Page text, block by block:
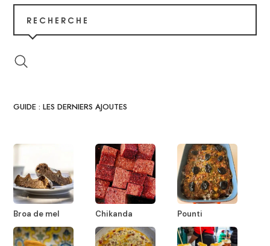
RECHERCHE
GUIDE : LES DERNIERS AJOUTES
Broa de mel Chikanda Pounti